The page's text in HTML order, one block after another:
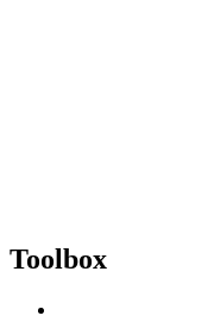
Toolbox